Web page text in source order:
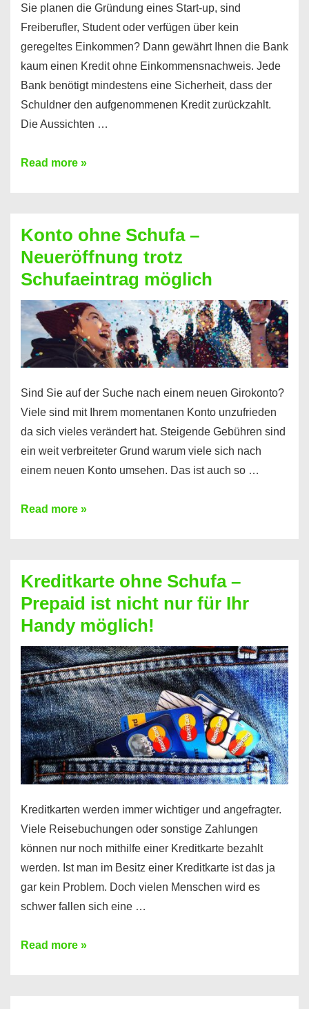
Sie planen die Gründung eines Start-up, sind
Freiberufler, Student oder verfügen über kein
geregeltes Einkommen? Dann gewährt Ihnen die Bank
kaum einen Kredit ohne Einkommensnachweis. Jede
Bank benötigt mindestens eine Sicherheit, dass der
Schuldner den aufgenommenen Kredit zurückzahlt.
Die Aussichten …
Mit
Sie
einen
Kredit
ohne
Einkommensnachweis
Read more »
Konto ohne Schufa –
Neueröffnung trotz
Schufaeintrag möglich
Sind Sie auf der Suche nach einem neuen Girokonto?
Viele sind mit Ihrem momentanen Konto unzufrieden
da sich vieles verändert hat. Steigende Gebühren sind
ein weit verbreiteter Grund warum viele sich nach
einem neuen Konto umsehen. Das ist auch so …
Konto
Neueröffnung
trotz
Schufaeintrag
möglich
Read more »
Kreditkarte ohne Schufa –
Prepaid ist nicht nur für Ihr
Handy möglich!
Kreditkarten werden immer wichtiger und angefragter.
Viele Reisebuchungen oder sonstige Zahlungen
können nur noch mithilfe einer Kreditkarte bezahlt
werden. Ist man im Besitz einer Kreditkarte ist das ja
gar kein Problem. Doch vielen Menschen wird es
schwer fallen sich eine …
Kreditkarte
Read more »